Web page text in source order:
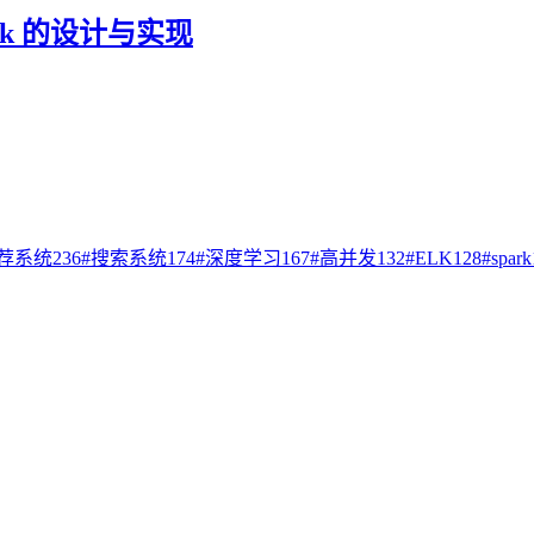
的设计与实现
系统236#搜索系统174#深度学习167#高并发132#ELK128#spark